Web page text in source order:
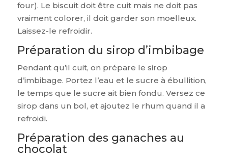
four). Le biscuit doit être cuit mais ne doit pas
vraiment colorer, il doit garder son moelleux.
Laissez-le refroidir.
Préparation du sirop d’imbibage
Pendant qu’il cuit, on prépare le sirop
d’imbibage. Portez l’eau et le sucre à ébullition,
le temps que le sucre ait bien fondu. Versez ce
sirop dans un bol, et ajoutez le rhum quand il a
refroidi.
Préparation des ganaches au
chocolat